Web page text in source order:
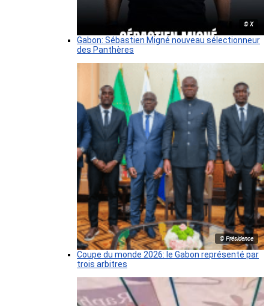
© X
Gabon: Sébastien Migné nouveau sélectionneur
des Panthères
© Présidence
Coupe du monde 2026: le Gabon représenté par
trois arbitres